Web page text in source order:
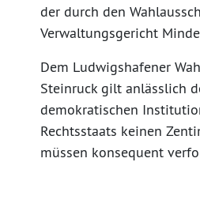
der durch den
Verwaltungsgericht
Dem Ludwigshafener
Steinruck gilt anlässlich
demokratischen
Rechtsstaats keinen
müssen konsequent